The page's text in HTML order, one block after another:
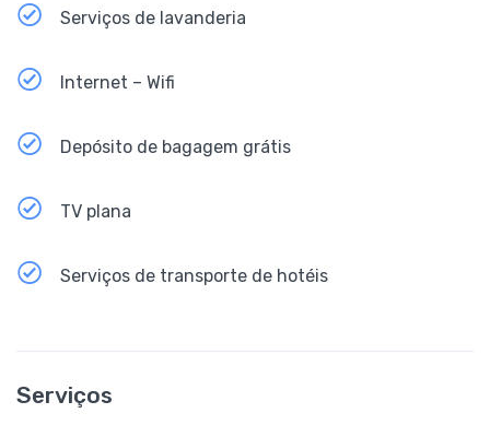
Serviços de lavanderia
Internet – Wifi
Depósito de bagagem grátis
TV plana
Serviços de transporte de hotéis
Serviços